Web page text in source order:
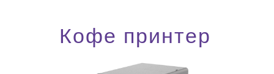
Кофе принтер